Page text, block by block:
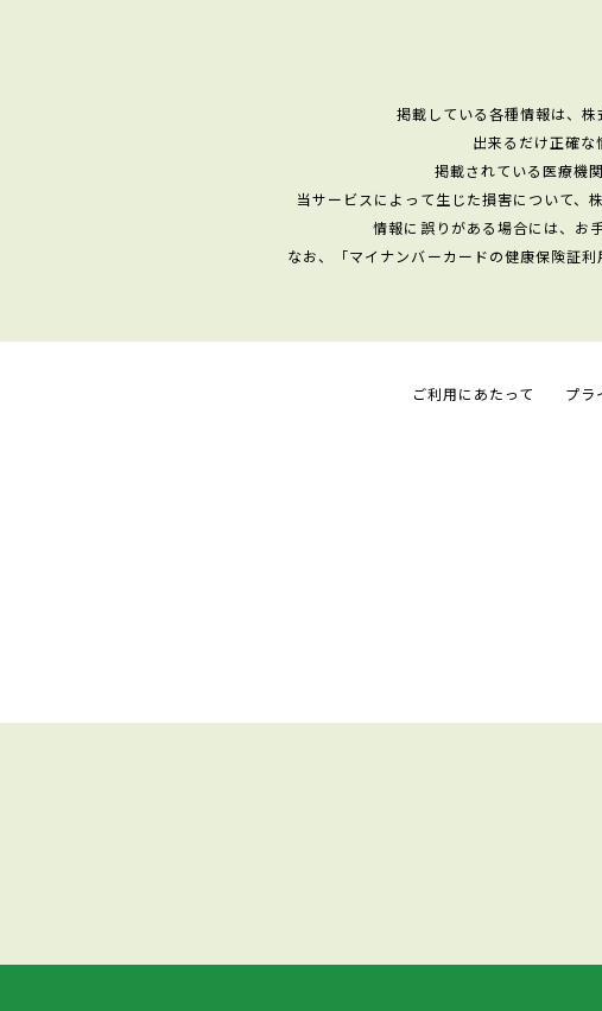
掲載している各種情報は、
出来るだけ正確な
掲載されている医療機
当サービスによって生じた損害について、
情報に誤りがある場合には、お
なお、「マイナンバーカードの健康保険証
ご利用にあたって プラ